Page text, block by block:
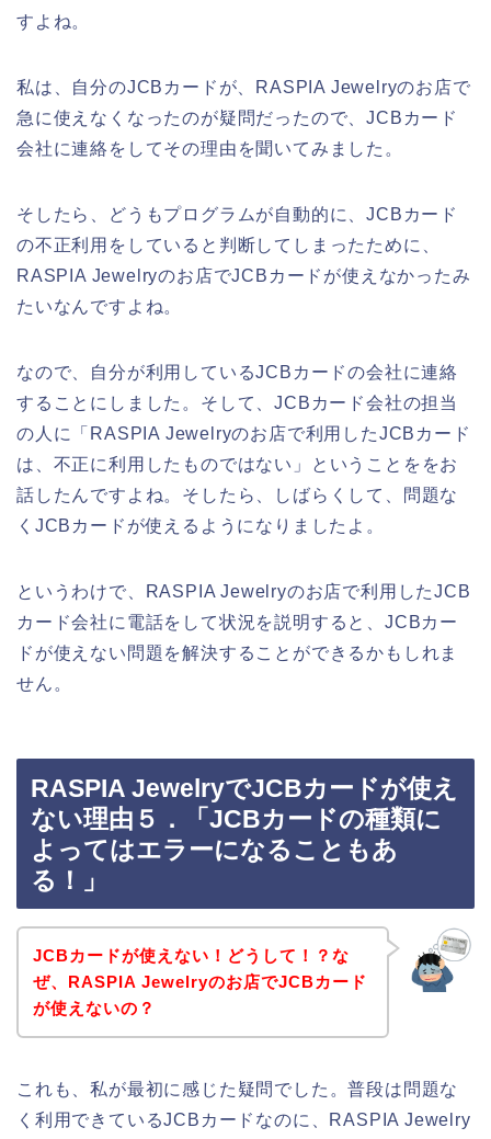
すよね。
私は、自分のJCBカードが、RASPIA Jewelryのお店で
急に使えなくなったのが疑問だったので、JCBカード
会社に連絡をしてその理由を聞いてみました。
そしたら、どうもプログラムが自動的に、JCBカード
の不正利用をしていると判断してしまったために、
RASPIA Jewelryのお店でJCBカードが使えなかったみ
たいなんですよね。
なので、自分が利用しているJCBカードの会社に連絡
することにしました。そして、JCBカード会社の担当
の人に「RASPIA Jewelryのお店で利用したJCBカード
は、不正に利用したものではない」ということををお
話したんですよね。そしたら、しばらくして、問題な
くJCBカードが使えるようになりましたよ。
というわけで、RASPIA Jewelryのお店で利用したJCB
カード会社に電話をして状況を説明すると、JCBカー
ドが使えない問題を解決することができるかもしれま
せん。
RASPIA JewelryでJCBカードが使え
ない理由５．「JCBカードの種類に
よってはエラーになることもあ
る！」
JCBカードが使えない！どうして！？な
ぜ、RASPIA Jewelryのお店でJCBカード
が使えないの？
これも、私が最初に感じた疑問でした。普段は問題な
く利用できているJCBカードなのに、RASPIA Jewelry